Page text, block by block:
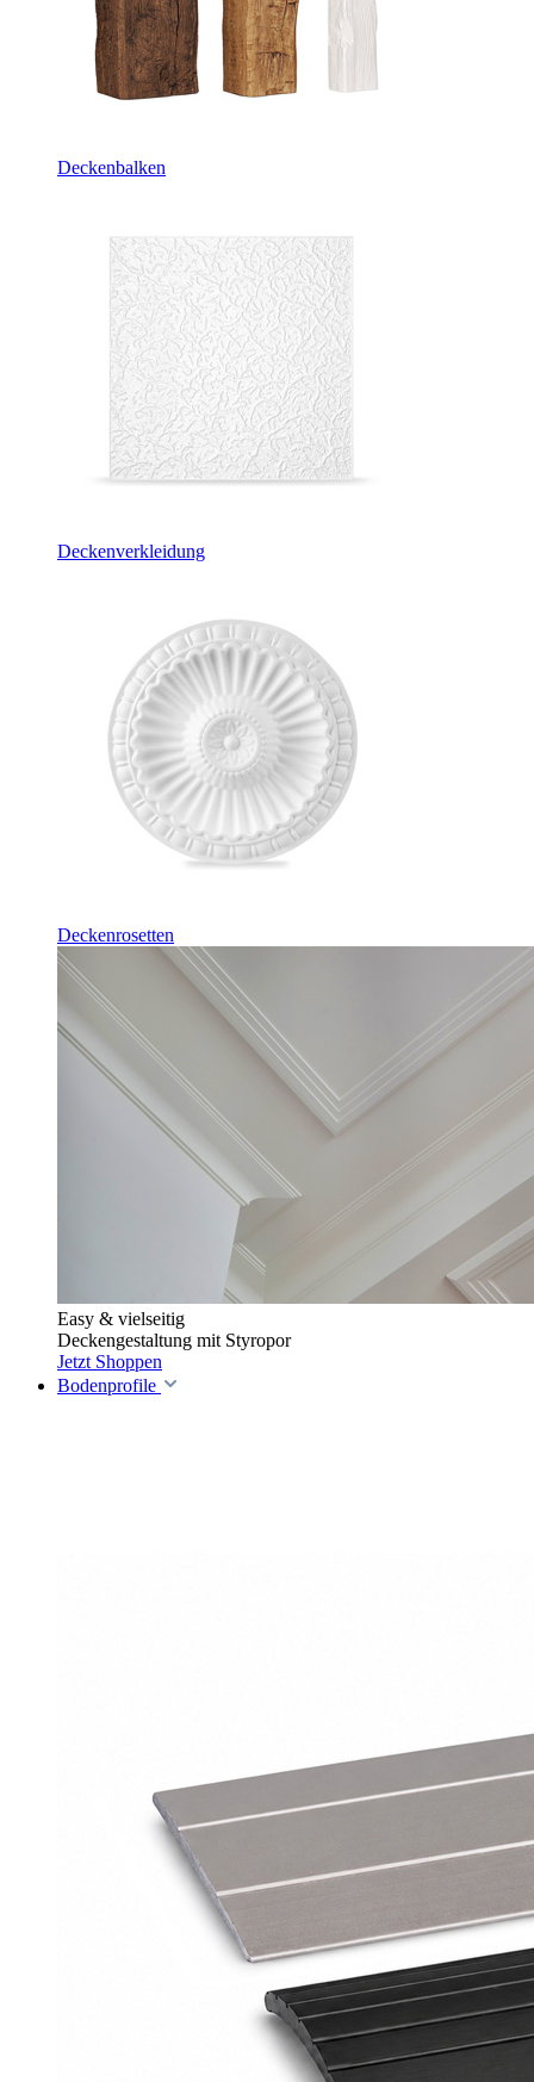
Deckenbalken
Deckenverkleidung
Deckenrosetten
Easy & vielseitig
Deckengestaltung mit Styropor
Jetzt Shoppen
Bodenprofile